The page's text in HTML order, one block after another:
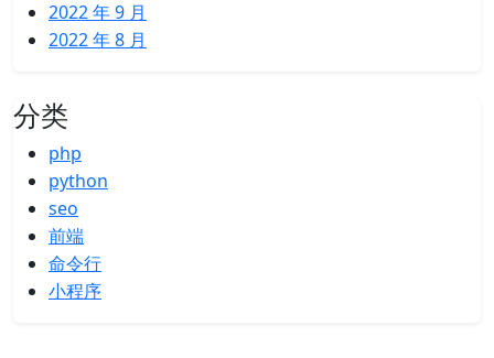
2022 年 9 月
2022 年 8 月
分类
php
python
seo
前端
命令行
小程序